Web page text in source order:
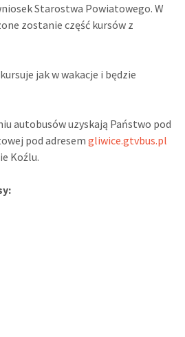
Starostwa Powiatowego. W
zostanie część kursów z
jak w wakacje i będzie
autobusów uzyskają Państwo pod
pod adresemgliwice.gtvbus.pl
Koźlu.